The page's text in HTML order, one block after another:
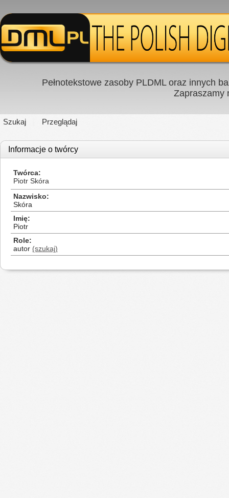
Pełnotekstowe zasoby PLDML oraz innych
Zapraszamy
Szukaj Przeglądaj
Informacje o twórcy
Twórca
Piotr Skóra
Nazwisko
Skóra
Imię
Piotr
Role
autor (szukaj)